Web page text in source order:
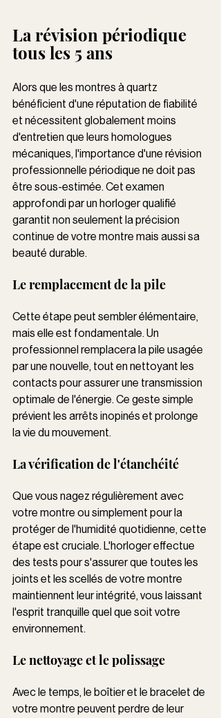
La révision périodique
tous les 5 ans
Alors que les montres à quartz
bénéficient d'une réputation de fiabilité
et nécessitent globalement moins
d'entretien que leurs homologues
mécaniques, l'importance d'une révision
professionnelle périodique ne doit pas
être sous-estimée. Cet examen
approfondi par un horloger qualifié
garantit non seulement la précision
continue de votre montre mais aussi sa
beauté durable.
Le remplacement de la pile
Cette étape peut sembler élémentaire,
mais elle est fondamentale. Un
professionnel remplacera la pile usagée
par une nouvelle, tout en nettoyant les
contacts pour assurer une transmission
optimale de l'énergie. Ce geste simple
prévient les arrêts inopinés et prolonge
la vie du mouvement.
La vérification de l'étanchéité
Que vous nagez régulièrement avec
votre montre ou simplement pour la
protéger de l'humidité quotidienne, cette
étape est cruciale. L'horloger effectue
des tests pour s'assurer que toutes les
joints et les scellés de votre montre
maintiennent leur intégrité, vous laissant
l'esprit tranquille quel que soit votre
environnement.
Le nettoyage et le polissage
Avec le temps, le boîtier et le bracelet de
votre montre peuvent perdre de leur